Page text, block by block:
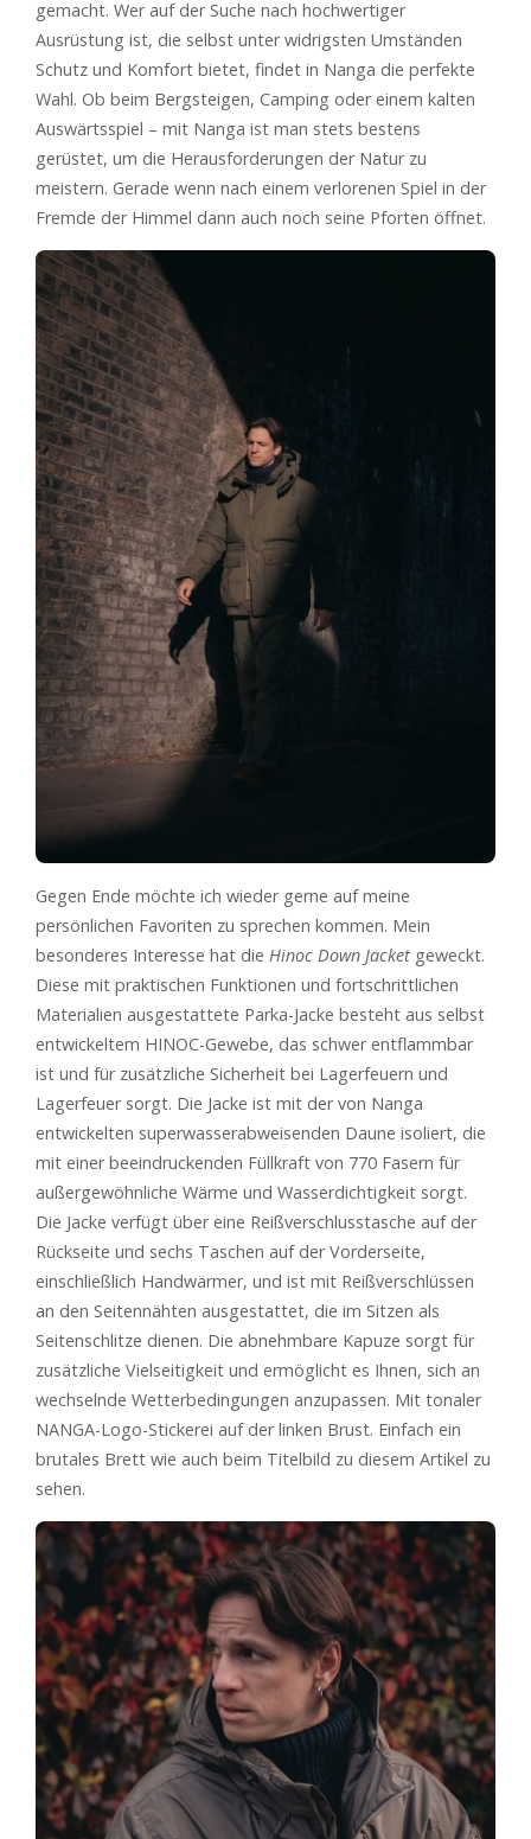
gemacht. Wer auf der Suche nach hochwertiger
Ausrüstung ist, die selbst unter widrigsten Umständen
Schutz und Komfort bietet, findet in Nanga die perfekte
Wahl. Ob beim Bergsteigen, Camping oder einem kalten
Auswärtsspiel – mit Nanga ist man stets bestens
gerüstet, um die Herausforderungen der Natur zu
meistern. Gerade wenn nach einem verlorenen Spiel in der
Fremde der Himmel dann auch noch seine Pforten öffnet.
Gegen Ende möchte ich wieder gerne auf meine
persönlichen Favoriten zu sprechen kommen. Mein
besonderes Interesse hat die Hinoc Down Jacket geweckt.
Diese mit praktischen Funktionen und fortschrittlichen
Materialien ausgestattete Parka-Jacke besteht aus selbst
entwickeltem HINOC-Gewebe, das schwer entflammbar
ist und für zusätzliche Sicherheit bei Lagerfeuern und
Lagerfeuer sorgt. Die Jacke ist mit der von Nanga
entwickelten superwasserabweisenden Daune isoliert, die
mit einer beeindruckenden Füllkraft von 770 Fasern für
außergewöhnliche Wärme und Wasserdichtigkeit sorgt.
Die Jacke verfügt über eine Reißverschlusstasche auf der
Rückseite und sechs Taschen auf der Vorderseite,
einschließlich Handwärmer, und ist mit Reißverschlüssen
an den Seitennähten ausgestattet, die im Sitzen als
Seitenschlitze dienen. Die abnehmbare Kapuze sorgt für
zusätzliche Vielseitigkeit und ermöglicht es Ihnen, sich an
wechselnde Wetterbedingungen anzupassen. Mit tonaler
NANGA-Logo-Stickerei auf der linken Brust. Einfach ein
brutales Brett wie auch beim Titelbild zu diesem Artikel zu
sehen.